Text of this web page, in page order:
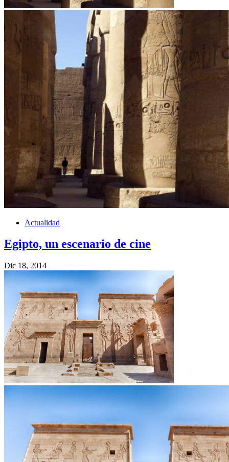
Actualidad
Egipto, un escenario de cine
Dic 18, 2014